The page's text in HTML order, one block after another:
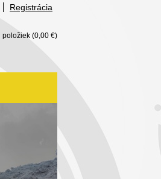
Registrácia
položiek (0,00 €)